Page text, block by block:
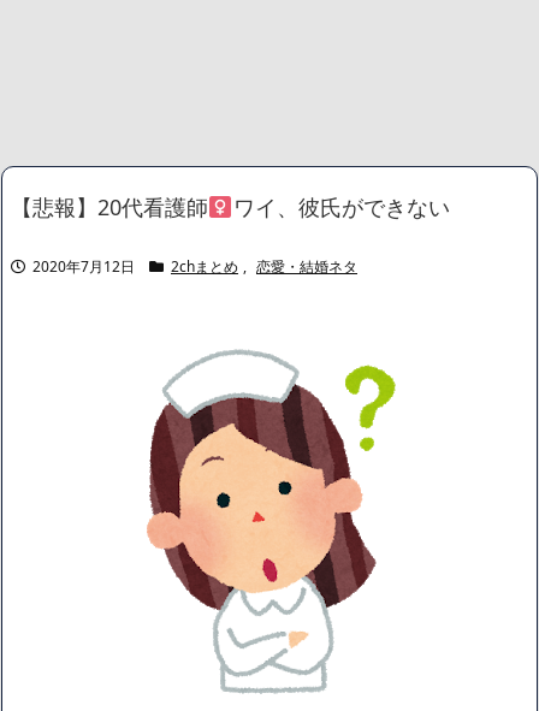
中国「日本は原爆被害者の立場で同情を買おうとするのを止め
ろ」NEW!
出張から帰ったら、嫁の顔が青ざめていた。俺「一体何があった
賃貸物件を内覧中、ベランダに出たら突然ゾワッと両腕に鳥肌が
な犬を連れてる人、本当に醜い」←これどう思う？
【動画】ショートスリーパー堀大輔、高須クリニック息子にマジ
ギレ！怖すぎると話題にNEW!
【画像】身長155cm・体重36kg・ウエスト51cmのスレンダー美
少女がAVデビュ－ｗwwww
【画像】彼女「ねー、今日のデートこれで行っていー？」ﾊﾟｼｬ
広末涼子さん、正気に戻ってしまい絶望する・・・「アカン、キ
ャリアがすべて終わった」
【配信者】「金バエ」のSNS更新が1週間途絶え、様々な憶測が
飛び交う。1週間ぶりの投稿でも一人称が「ボキ」ではなく「俺」と
なっており、本人ではないとの憶測が広がる
かつてはSONYのパソコンだった「VAIO」家電量販店のノジマに
ハードオフに売っていた4万4000円のフィギュアがヤバすぎるｗ
ｗｗｗｗｗ「こんな高いの？ｗｗ」「逆に超安い」
【悲報】20代看護師 ワイ、彼氏ができない
2020年7月12日 2chまとめ , 恋愛・結婚ネタ